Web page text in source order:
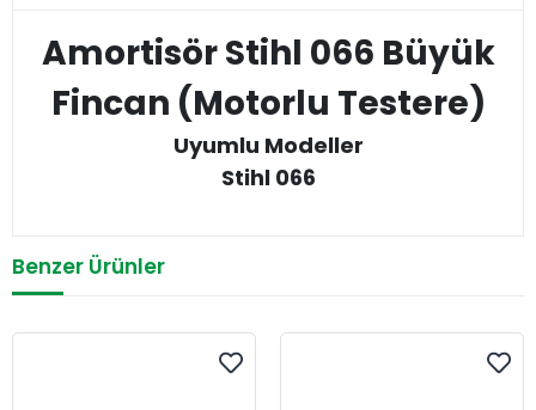
Amortisör Stihl 066 Büyük
Fincan (Motorlu Testere)
Uyumlu Modeller
Stihl 066
Benzer Ürünler